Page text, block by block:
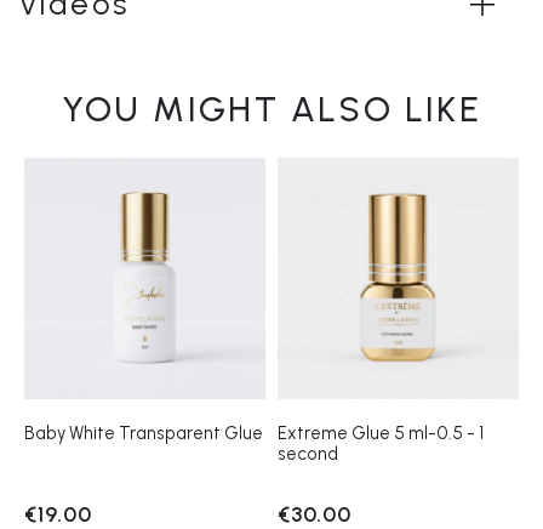
YOU MIGHT ALSO LIKE
Baby White Transparent Glue
€19.00
Extreme Glue 5 ml-0.5 - 1
second
€30.00